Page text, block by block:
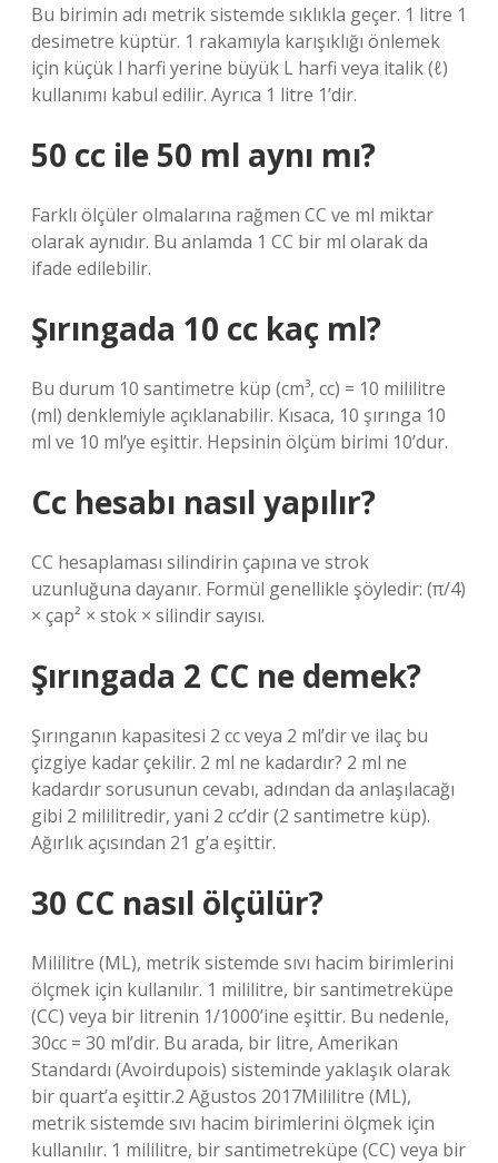
Bu birimin adı metrik sistemde sıklıkla geçer. 1 litre 1
desimetre küptür. 1 rakamıyla karışıklığı önlemek
için küçük l harfi yerine büyük L harfi veya italik (ℓ)
kullanımı kabul edilir. Ayrıca 1 litre 1’dir.
50 cc ile 50 ml aynı mı?
Farklı ölçüler olmalarına rağmen CC ve ml miktar
olarak aynıdır. Bu anlamda 1 CC bir ml olarak da
ifade edilebilir.
Şırıngada 10 cc kaç ml?
Bu durum 10 santimetre küp (cm³, cc) = 10 mililitre
(ml) denklemiyle açıklanabilir. Kısaca, 10 şırınga 10
ml ve 10 ml’ye eşittir. Hepsinin ölçüm birimi 10’dur.
Cc hesabı nasıl yapılır?
CC hesaplaması silindirin çapına ve strok
uzunluğuna dayanır. Formül genellikle şöyledir: (π/4)
× çap² × stok × silindir sayısı.
Şırıngada 2 CC ne demek?
Şırınganın kapasitesi 2 cc veya 2 ml’dir ve ilaç bu
çizgiye kadar çekilir. 2 ml ne kadardır? 2 ml ne
kadardır sorusunun cevabı, adından da anlaşılacağı
gibi 2 mililitredir, yani 2 cc’dir (2 santimetre küp).
Ağırlık açısından 21 g’a eşittir.
30 CC nasıl ölçülür?
Mililitre (ML), metrik sistemde sıvı hacim birimlerini
ölçmek için kullanılır. 1 mililitre, bir santimetreküpe
(CC) veya bir litrenin 1/1000’ine eşittir. Bu nedenle,
30cc = 30 ml’dir. Bu arada, bir litre, Amerikan
Standardı (Avoirdupois) sisteminde yaklaşık olarak
bir quart’a eşittir.2 Ağustos 2017Mililitre (ML),
metrik sistemde sıvı hacim birimlerini ölçmek için
kullanılır. 1 mililitre, bir santimetreküpe (CC) veya bir